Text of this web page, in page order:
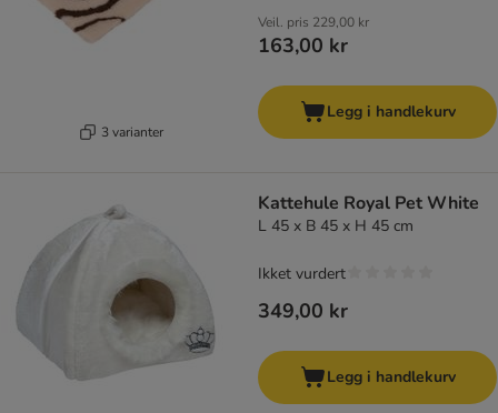
3 varianter
Veil. pris 229,00 kr
163,00 kr
Legg i handlekurv
Kattehule Royal Pet White
L 45 x B 45 x H 45 cm
349,00 kr
Ikket vurdert
Legg i handlekurv